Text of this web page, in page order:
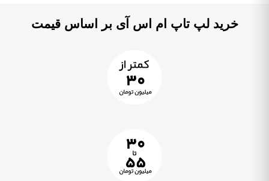
خرید لپ تاپ ام اس آی بر اساس قیمت